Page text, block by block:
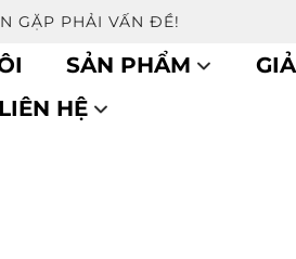
GẶP PHẢI VẤN ĐỀ!
SẢN PHẨM
LIÊN HỆ